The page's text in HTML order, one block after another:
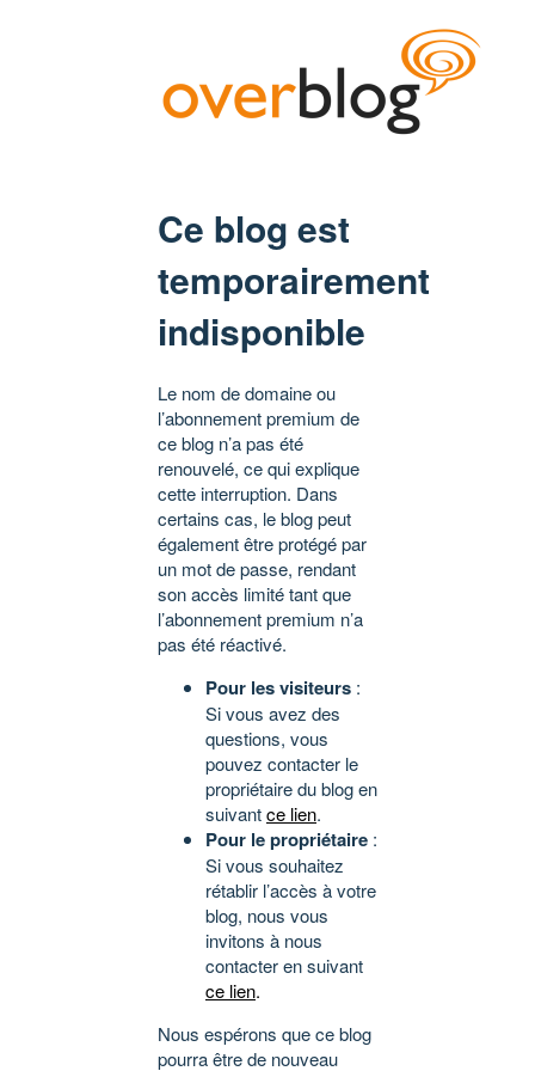
Ce blog est
temporairement
indisponible
Le nom de domaine ou
l’abonnement premium de
ce blog n’a pas été
renouvelé, ce qui explique
cette interruption. Dans
certains cas, le blog peut
également être protégé par
un mot de passe, rendant
son accès limité tant que
l’abonnement premium n’a
pas été réactivé.
Pour les visiteurs :
Si vous avez des
questions, vous
pouvez contacter le
propriétaire du blog en
suivantce lien.
Pour le propriétaire :
Si vous souhaitez
rétablir l’accès à votre
blog, nous vous
invitons à nous
contacter en suivant
ce lien.
Nous espérons que ce blog
pourra être de nouveau